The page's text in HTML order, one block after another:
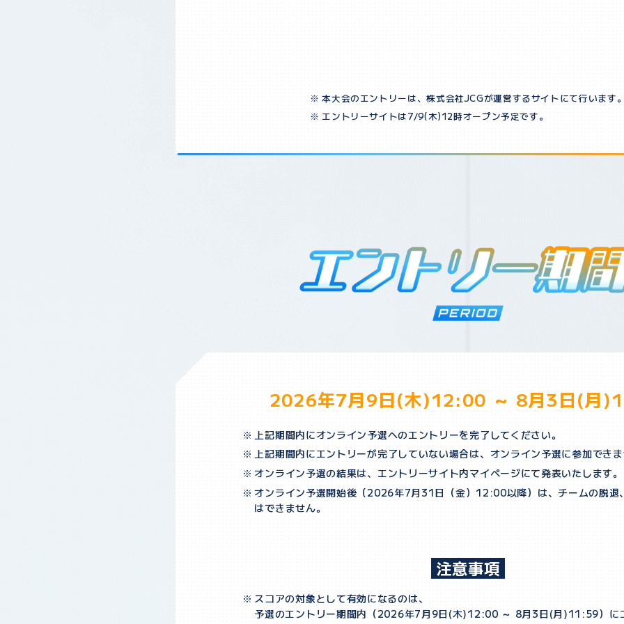
本大会のエントリーは、株式会社JCGが運営するサイトにて行います
エントリーサイトは7/9(木)12時オープン予定です。
2026年7月9日(木)12:00 ～ 8月3日(月
上記期間内にオンライン予選へのエントリーを完了してください。
上記期間内にエントリーが完了していない場合は、オンライン予選に参加でき
オンライン予選の結果は、エントリーサイト内マイページにて発表いたします。
オンライン予選開始後（2026年7月31日（金）12:00以降）は、チームの脱退
はできません。
注意事項
スコアの対象として有効になるのは、
予選のエントリー期間内（2026年7月9日(木)12:00 ～ 8月3日(月)11:59）に